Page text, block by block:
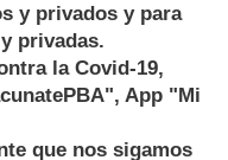
y privados y para
privadas.
la Covid-19,
App "Mi
que nos sigamos